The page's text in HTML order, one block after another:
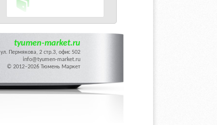
tyumen-market.ru
ул. Пермякова, 2 стр.3, офис 502
info@tyumen-market.ru
© 2012–2026 Тюмень Маркет